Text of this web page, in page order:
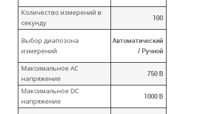
Количество измерений в
секунду
100
Выбор диапозона
измерений
Автоматический
/ Ручной
Максимальное AC
напряжение
750 В
Максимальное DC
напряжение
1000 В